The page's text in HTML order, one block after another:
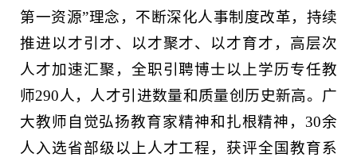
第一资源”理念，不断深化人事制度改革，持续
推进以才引才、以才聚才、以才育才，高层次
人才加速汇聚，全职引聘博士以上学历专任教
师290人，人才引进数量和质量创历史新高。广
大教师自觉弘扬教育家精神和扎根精神，30余
人入选省部级以上人才工程，获评全国教育系